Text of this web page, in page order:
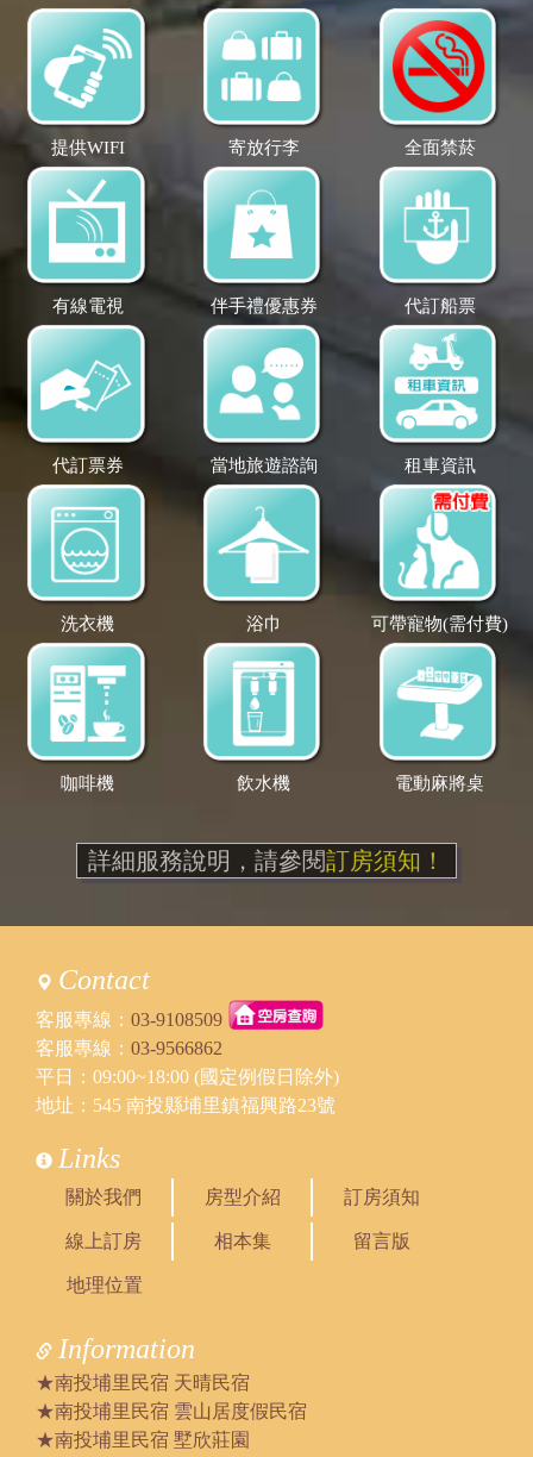
提供WIFI 寄放行李 全面禁菸
有線電視 伴手禮優惠券 代訂船票
代訂票券 當地旅遊諮詢 租車資訊
洗衣機 浴巾 可帶寵物(需付費)
咖啡機 飲水機 電動麻將桌
詳細服務說明，請參閱訂房須知！
Contact
客服專線： 03-9108509
客服專線： 03-9566862
平日：09:00~18:00 (國定例假日除外)
地址：545 南投縣埔里鎮福興路23號
Links
關於我們 房型介紹 訂房須知
線上訂房 相本集 留言版
地理位置
Information
★南投埔里民宿 天晴民宿
★南投埔里民宿 雲山居度假民宿
★南投埔里民宿 墅欣莊園